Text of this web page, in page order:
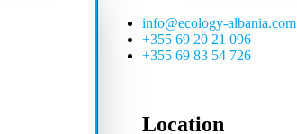
info@ecology-albania.com
+355 69 20 21 096
+355 69 83 54 726
Location